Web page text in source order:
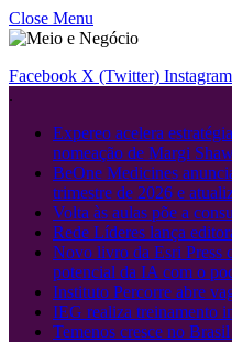
Close Menu
Facebook X (Twitter) Instagram
.
Expereo acelera
nomeação de Margi
BeOne Medicines
trimestre de 2026 e
Volta às aulas põe a
Rede Líderes lança
Novo livro da Esri Press
potencial da IA ​​com o
Instituto Percorre abre
IEG realiza treinamento
Temenos cresce no